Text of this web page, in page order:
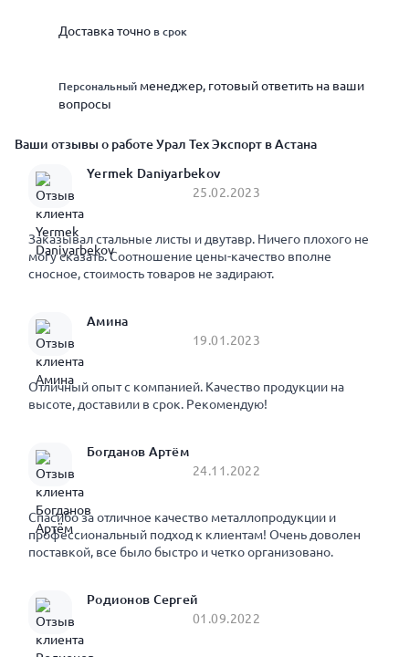
Доставка точно в срок
Персональный менеджер, готовый ответить на ваши
вопросы
Ваши отзывы о работе Урал Тех Экспорт в Астана
Yermek Daniyarbekov
25.02.2023
Заказывал стальные листы и двутавр. Ничего плохого не
могу сказать. Соотношение цены-качество вполне
сносное, стоимость товаров не задирают.
Амина
19.01.2023
Отличный опыт с компанией. Качество продукции на
высоте, доставили в срок. Рекомендую!
Богданов Артём
24.11.2022
Спасибо за отличное качество металлопродукции и
профессиональный подход к клиентам! Очень доволен
поставкой, все было быстро и четко организовано.
Родионов Сергей
01.09.2022